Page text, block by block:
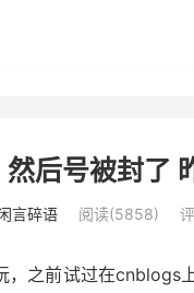
后号被封了
言碎语 阅读(5858)
，之前试过在cnblogs